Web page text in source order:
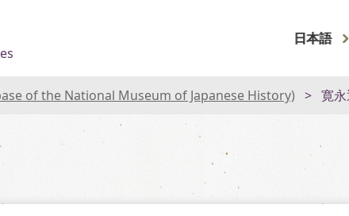
日本語
of the National Museum of Japanese History) 寛